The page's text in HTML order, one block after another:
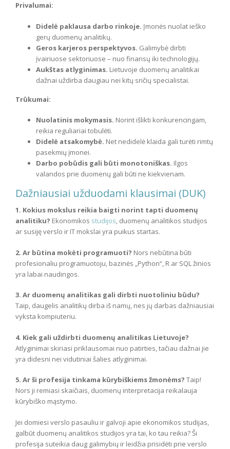
Privalumai:
Didelė paklausa darbo rinkoje. Įmonės nuolat ieško
gerų duomenų analitikų.
Geros karjeros perspektyvos. Galimybė dirbti
įvairiuose sektoriuose – nuo finansų iki technologijų.
Aukštas atlyginimas. Lietuvoje duomenų analitikai
dažnai uždirba daugiau nei kitų sričių specialistai.
Trūkumai:
Nuolatinis mokymasis. Norint išlikti konkurencingam,
reikia reguliariai tobulėti.
Didelė atsakomybė. Net nedidelė klaida gali turėti rimtų
pasekmių įmonei.
Darbo pobūdis gali būti monotoniškas. Ilgos
valandos prie duomenų gali būti ne kiekvienam.
Dažniausiai užduodami klausimai (DUK)
1. Kokius mokslus reikia baigti norint tapti duomenų
analitiku? Ekonomikos studijos, duomenų analitikos studijos
ar susiję verslo ir IT mokslai yra puikus startas.
2. Ar būtina mokėti programuoti? Nors nebūtina būti
profesionaliu programuotoju, bazinės „Python“, R ar SQL žinios
yra labai naudingos.
3. Ar duomenų analitikas gali dirbti nuotoliniu būdu?
Taip, daugelis analitikų dirba iš namų, nes jų darbas dažniausiai
vyksta kompiuteriu.
4. Kiek gali uždirbti duomenų analitikas Lietuvoje?
Atlyginimai skiriasi priklausomai nuo patirties, tačiau dažnai jie
yra didesni nei vidutiniai šalies atlyginimai.
5. Ar ši profesija tinkama kūrybiškiems žmonėms? Taip!
Nors ji remiasi skaičiais, duomenų interpretacija reikalauja
kūrybiško mąstymo.
Jei domiesi verslo pasauliu ir galvoji apie ekonomikos studijas,
galbūt duomenų analitikos studijos yra tai, ko tau reikia? Ši
profesija suteikia daug galimybių ir leidžia prisidėti prie verslo